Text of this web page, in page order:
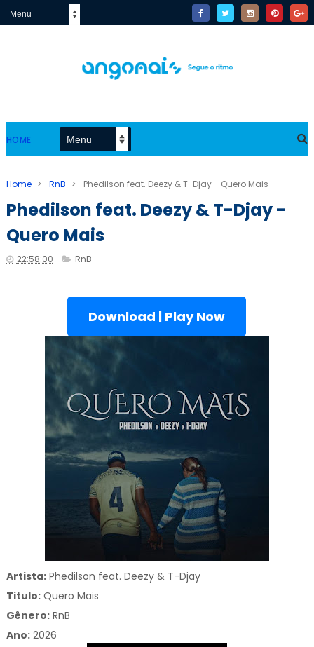
HOME
Home > RnB > Phedilson feat. Deezy & T-Djay - Quero Mais
Phedilson feat. Deezy & T-Djay -
Quero Mais
22:58:00 RnB
Download | Play Now
Artista:Phedilson feat. Deezy & T-Djay
Titulo:Quero Mais
Gênero: RnB
Ano:2026